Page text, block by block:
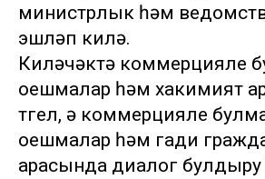
министрлык һәм
эшләп килә.
Киләчәктә коммерцияле
оешмалар һәм хакимият
түгел, ә коммерцияле
оешмалар һәм гади
арасында диалог